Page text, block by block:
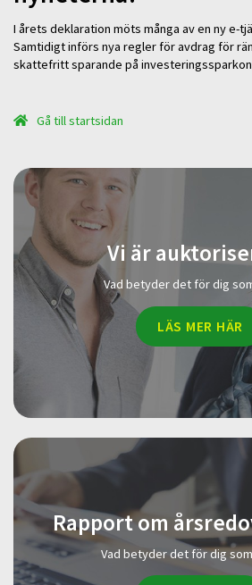
I årets deklaration möts många av en ny e-
Samtidigt införs nya regler för avdrag för
skattefritt sparande på
Gå till startsidan
Vi är
Vad betyder det för dig
LÄS MER HÄR
Rapport om
Vad betyder det för dig